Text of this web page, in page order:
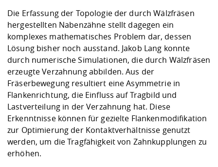
Die Erfassung der Topologie der durch Wälzfräsen
hergestellten Nabenzähne stellt dagegen ein
komplexes mathematisches Problem dar, dessen
Lösung bisher noch ausstand. Jakob Lang konnte
durch numerische Simulationen, die durch Wälzfräsen
erzeugte Verzahnung abbilden. Aus der
Fräserbewegung resultiert eine Asymmetrie in
Flankenrichtung, die Einfluss auf Tragbild und
Lastverteilung in der Verzahnung hat. Diese
Erkenntnisse können für gezielte Flankenmodifikation
zur Optimierung der Kontakt­verhältnisse genutzt
werden, um die Tragfähigkeit von Zahnkupplungen zu
erhöhen.